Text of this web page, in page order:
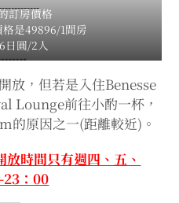
訂房價格
是49896/1間房
日圓/2人
放，但若是入住Benesse
Lounge前往小酌一杯，
的原因之一(距離較近)。
時間只有週四、五、
23：00